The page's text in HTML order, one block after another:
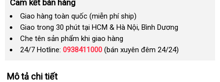
Cam kết bán hàng
Giao hàng toàn quốc (miễn phí ship)
Giao trong 30 phút tại HCM & Hà Nội, Bình Dương
Che tên sản phẩm khi giao hàng
24/7 Hotline: 0938411000 (bán xuyên đêm 24/24)
Mô tả chi tiết